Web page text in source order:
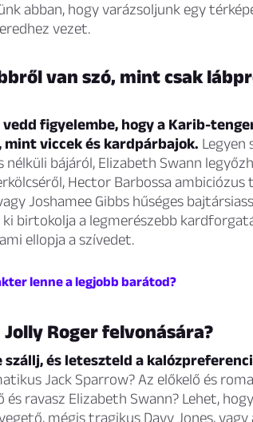
abban, hogy varázsoljunk egy
vezet.
van szó, mint csak
figyelembe, hogy a Karib-
viccek és kardpárbajok. Legyen
bájáról, Elizabeth Swann
Hector Barbossa ambiciózus
Joshamee Gibbs hűséges
ki birtokolja a legmerészebb
ellopja a szívedet.
lenne a legjobb barátod?
Roger felvonására?
és leteszteld a
Jack Sparrow? Az előkelő és
ravasz Elizabeth Swann? Lehet,
mégis tragikus Davy Jones,